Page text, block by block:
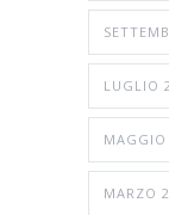
LUGLIO
MAGGIO
MARZO